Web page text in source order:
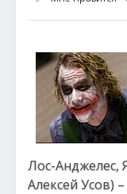
Лос-Анджелес,
Алексей Усов)